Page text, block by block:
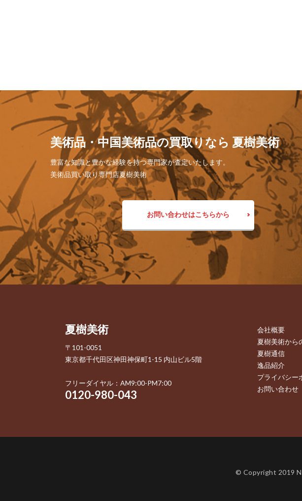
美術品・中国美術品の買取りなら 夏樹美術
豊富な知識と豊かな経験を持つ専門家が査定いたします。
美術品買い取り専門店夏樹美術
お問い合わせはこちらから
夏樹美術
〒101-0051
東京都千代田区神田神保町1-15 内山ビル5階
フリーダイヤル：AM9:00-PM7:00
0120-980-043
会社概要
夏樹美術から
夏樹通信
逸品紹介
プライバシー
お問い合わせ
© Copyright 2019